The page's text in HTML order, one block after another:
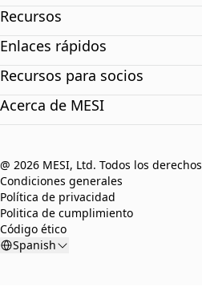
Recursos
Enlaces rápidos
Recursos para socios
Acerca de MESI
@ 2026 MESI, Ltd. Todos los
Condiciones generales
Política de privacidad
Politica de cumplimiento
Código ético
Spanish